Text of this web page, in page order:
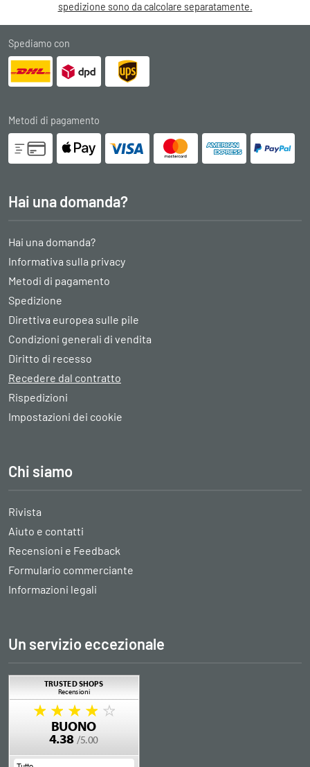
spedizione sono da calcolare separatamente.
Spediamo con
Metodi di pagamento
Hai una domanda?
Hai una domanda?
Informativa sulla privacy
Metodi di pagamento
Spedizione
Direttiva europea sulle pile
Condizioni generali di vendita
Diritto di recesso
Recedere dal contratto
Rispedizioni
Impostazioni dei cookie
Chi siamo
Rivista
Aiuto e contatti
Recensioni e Feedback
Formulario commerciante
Informazioni legali
Un servizio eccezionale